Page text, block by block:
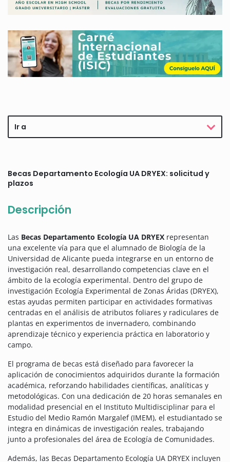
Ir a
Becas Departamento Ecología UA DRYEX: solicitud y
plazos
Descripción
Las Becas Departamento Ecología UA DRYEX representan
una excelente vía para que el alumnado de Biología de la
Universidad de Alicante pueda integrarse en un entorno de
investigación real, desarrollando competencias clave en el
ámbito de la ecología experimental. Dentro del grupo de
investigación Ecología Experimental de Zonas Áridas (DRYEX),
estas ayudas permiten participar en actividades formativas
centradas en el análisis de atributos foliares y radiculares de
plantas en experimentos de invernadero, combinando
aprendizaje técnico y experiencia práctica en laboratorio y
campo.
El programa de becas está diseñado para favorecer la
aplicación de conocimientos adquiridos durante la formación
académica, reforzando habilidades científicas, analíticas y
metodológicas. Con una dedicación de 20 horas semanales en
modalidad presencial en el Instituto Multidisciplinar para el
Estudio del Medio Ramón Margalef (IMEM), el estudiantado se
integra en dinámicas de investigación reales, trabajando
junto a profesionales del área de Ecología de Comunidades.
Además, las Becas Departamento Ecología UA DRYEX incluyen